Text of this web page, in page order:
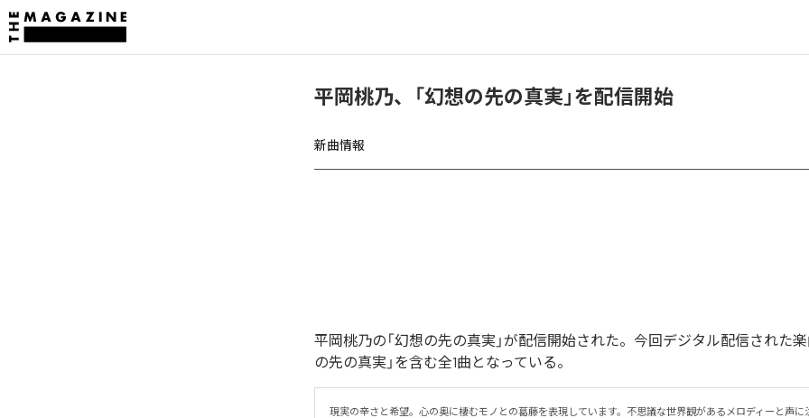
平岡桃乃、「幻想の先の真実」を配信開始
新曲情報
平岡桃乃の「幻想の先の真実」が配信開始された。今回デジタル配信された楽
の先の真実」を含む全1曲となっている。
現実の辛さと希望。心の奥に棲むモノとの葛藤を表現しています。不思議な世界観があるメロディーと声に